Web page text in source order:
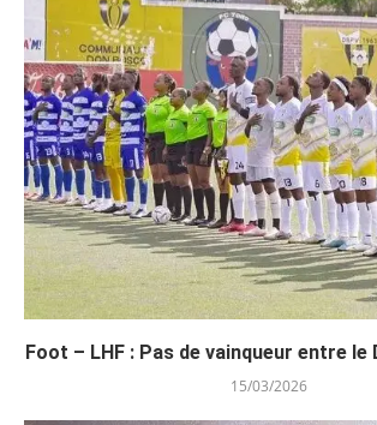
Foot – LHF : Pas de vainqueur entre le
15/03/2026